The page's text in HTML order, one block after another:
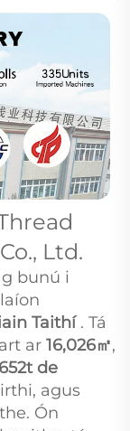
Ltd.
bunú i
Taithí. Tá
ar 16,026㎡,
652t de
agus
Ón